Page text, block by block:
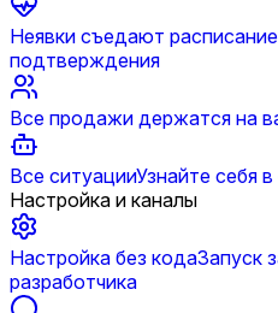
Неявки съедают
подтверждения
Все продажи держатся на
Все ситуацииУзнайте себя
Настройка и каналы
Настройка без кодаЗапуск
разработчика